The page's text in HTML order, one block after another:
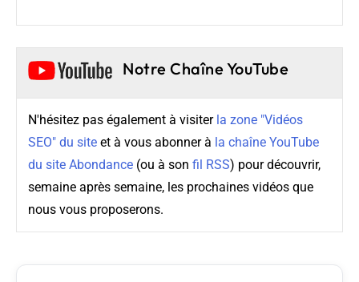
Notre Chaîne YouTube
N'hésitez pas également à visiter la zone "Vidéos
SEO" du siteet à vous abonner à la chaîne YouTube
du site Abondance(ou à son fil RSS) pour découvrir,
semaine après semaine, les prochaines vidéos que
nous vous proposerons.